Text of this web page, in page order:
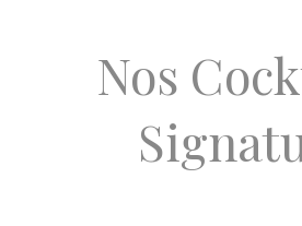
Nos